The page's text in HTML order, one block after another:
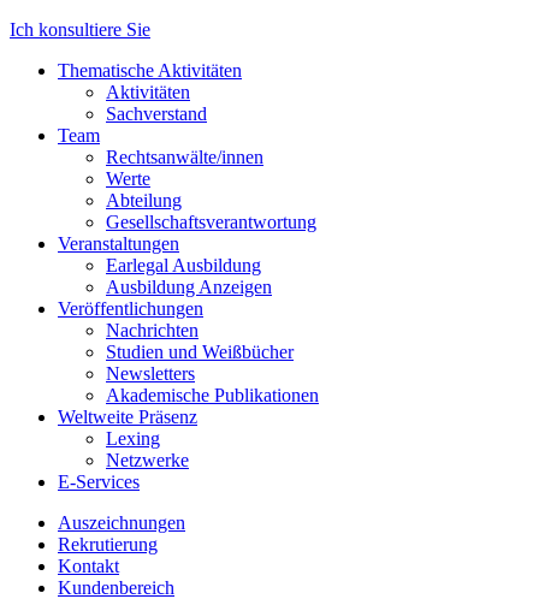
Ich konsultiere Sie
Thematische Aktivitäten
Aktivitäten
Sachverstand
Team
Rechtsanwälte/innen
Werte
Abteilung
Gesellschaftsverantwortung
Veranstaltungen
Earlegal Ausbildung
Ausbildung Anzeigen
Veröffentlichungen
Nachrichten
Studien und Weißbücher
Newsletters
Akademische Publikationen
Weltweite Präsenz
Lexing
Netzwerke
E-Services
Auszeichnungen
Rekrutierung
Kontakt
Kundenbereich